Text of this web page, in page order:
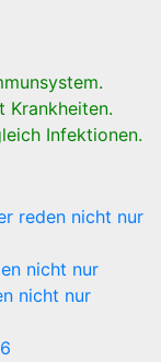
Krankheiten.
Infektionen.
reden nicht nur
nicht nur
nicht nur